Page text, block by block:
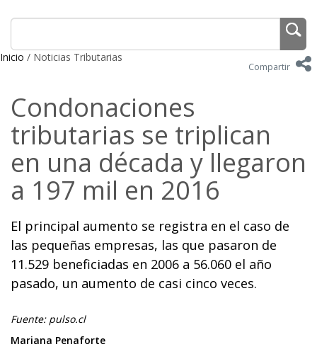
Inicio / Noticias Tributarias
Compartir
Condonaciones
tributarias se triplican
en una década y llegaron
a 197 mil en 2016
El principal aumento se registra en el caso de
las pequeñas empresas, las que pasaron de
11.529 beneficiadas en 2006 a 56.060 el año
pasado, un aumento de casi cinco veces.
Fuente: pulso.cl
Mariana Penaforte